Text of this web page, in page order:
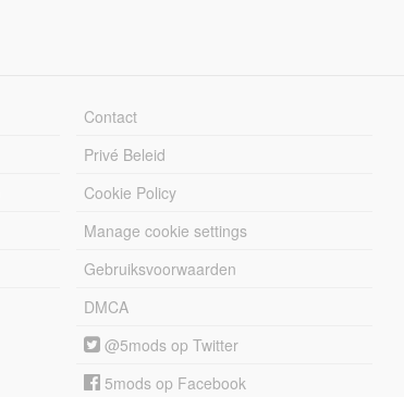
Contact
Privé Beleid
Cookie Policy
Manage cookie settings
Gebruiksvoorwaarden
DMCA
@5mods op Twitter
5mods op Facebook